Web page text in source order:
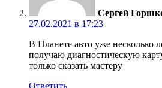
Сергей
27.02.2021 в 17:23
В Планете авто уже несколько
получаю диагностическую
только сказать мастеру
Ответить